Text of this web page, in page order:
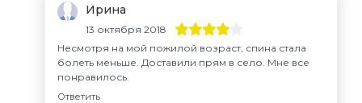
Ирина
13 октября 2018
Несмотря на мой пожилой возраст, спина стала
болеть меньше. Доставили прям в село. Мне все
понравилось.
Ответить